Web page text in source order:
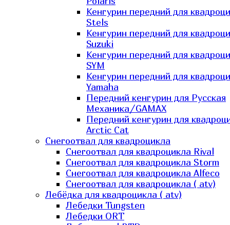
Кенгурин передний для
Stels
Кенгурин передний для
Suzuki
Кенгурин передний для
SYM
Кенгурин передний для
Yamaha
Передний кенгурин для Русская
Механика/GAMAX
Передний кенгурин для
Arctic Cat
Снегоотвал для квадроцикла
Снегоотвал для квадроцикла Rival
Снегоотвал для квадроцикла Storm
Снегоотвал для квадроцикла Alfeco
Снегоотвал для квадроцикла ( atv)
Лебёдка для квадроцикла ( atv)
Лебедки Tungsten
Лебедки ORT